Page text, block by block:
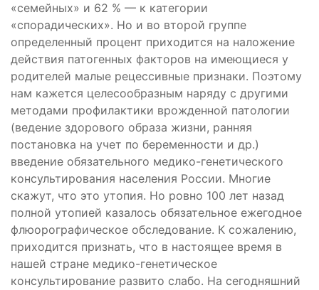
«семейных» и 62 % — к категории
«спорадических». Но и во второй группе
определенный процент приходится на наложение
действия патогенных факторов на имеющиеся у
родителей малые рецессивные признаки. Поэтому
нам кажется целесообразным наряду с другими
методами профилактики врожденной патологии
(ведение здорового образа жизни, ранняя
постановка на учет по беременности и др.)
введение обязательного медико-генетического
консультирования населения России. Многие
скажут, что это утопия. Но ровно 100 лет назад
полной утопией казалось обязательное ежегодное
флюорографическое обследование. К сожалению,
приходится признать, что в настоящее время в
нашей стране медико-генетическое
консультирование развито слабо. На сегодняшний